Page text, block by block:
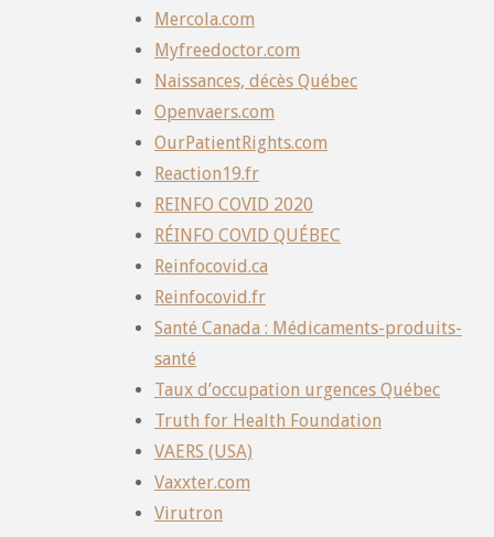
Mercola.com
Myfreedoctor.com
Naissances, décès Québec
Openvaers.com
OurPatientRights.com
Reaction19.fr
REINFO COVID 2020
RÉINFO COVID QUÉBEC
Reinfocovid.ca
Reinfocovid.fr
Santé Canada : Médicaments-produits-
santé
Taux d’occupation urgences Québec
Truth for Health Foundation
VAERS (USA)
Vaxxter.com
Virutron